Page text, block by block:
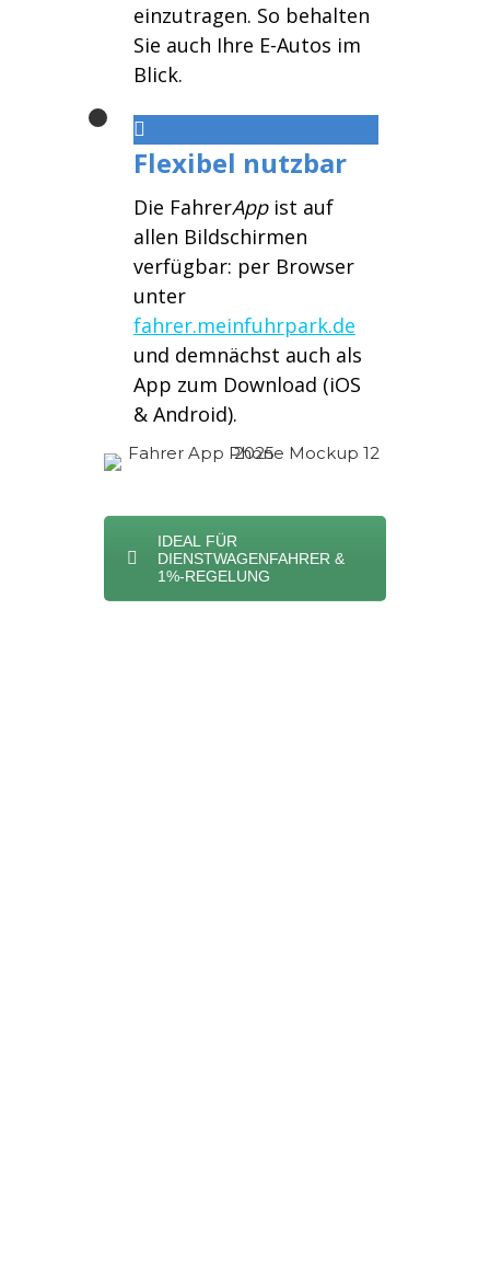
einzutragen. So behalten
Sie auch Ihre E-Autos im
Blick.
Flexibel nutzbar
Die FahrerAppist auf
allen Bildschirmen
verfügbar: per Browser
unter
fahrer.meinfuhrpark.de
und demnächst auch als
App zum Download (iOS
& Android).
IDEAL FÜR
DIENSTWAGENFAHRER &
1%-REGELUNG